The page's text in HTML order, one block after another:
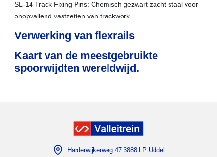
SL-14 Track Fixing Pins: Chemisch gezwart zacht staal voor
onopvallend vastzetten van trackwork
Verwerking van flexrails
Kaart van de meestgebruikte
spoorwijdten wereldwijd.
Harderwijkerweg 47 3888 LP Uddel